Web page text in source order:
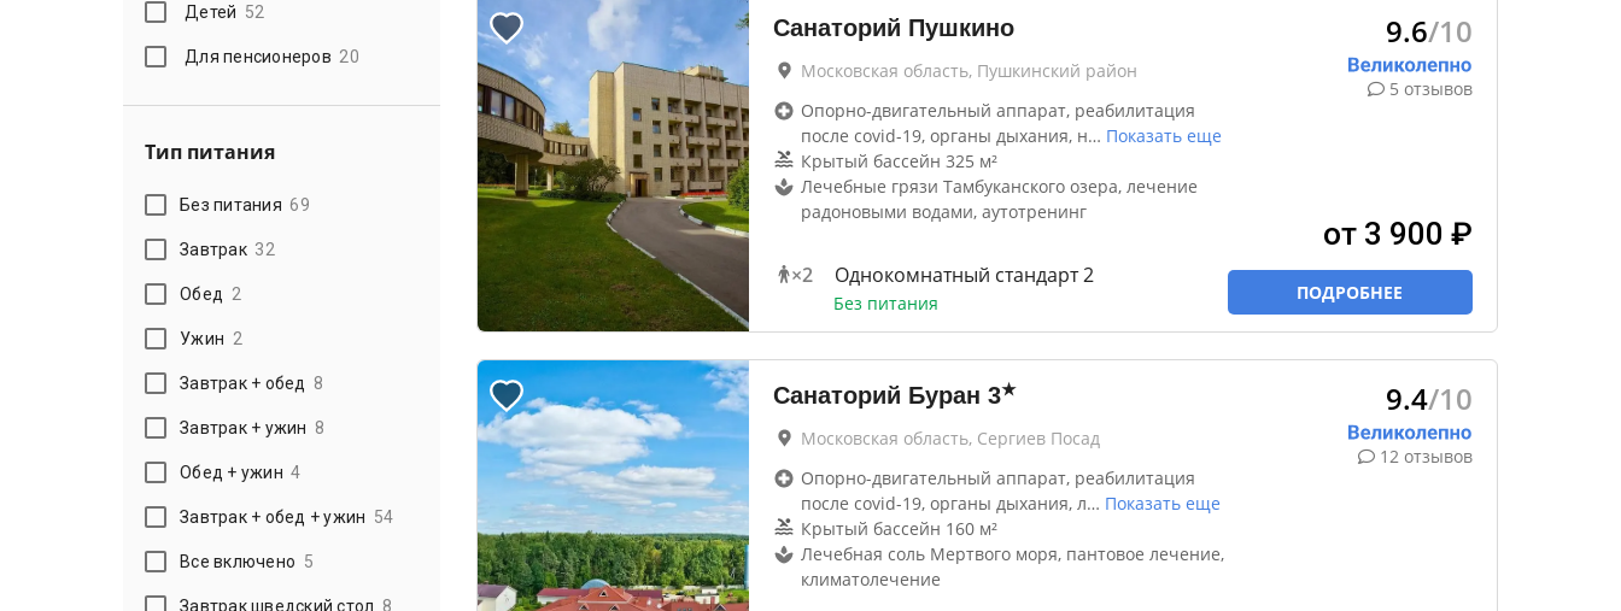
Детей 52
Для пенсионеров 20
Тип питания
Без питания 69
Завтрак 32
Обед 2
Ужин 2
Завтрак + обед 8
Завтрак + ужин 8
Обед + ужин 4
Завтрак + обед + ужин 54
Все включено 5
Завтрак шведский стол 8
Санаторий Пушкино
Московская область, Пушкинский район
Опорно-двигательный аппарат, реабилитация
после covid-19, органы дыхания, н… Показать еще
Крытый бассейн 325 м²
Лечебные грязи Тамбуканского озера, лечение
радоновыми водами, аутотренинг
×2 Однокомнатный стандарт 2
Без питания
9.6/10
5 отзывов
от 3 900 ₽
ПОДРОБНЕЕ
Санаторий Буран 3★
Московская область, Сергиев Посад
Опорно-двигательный аппарат, реабилитация
после covid-19, органы дыхания, л… Показать еще
Крытый бассейн 160 м²
Лечебная соль Мертвого моря, пантовое лечение,
климатолечение
9.4/10
12 отзывов